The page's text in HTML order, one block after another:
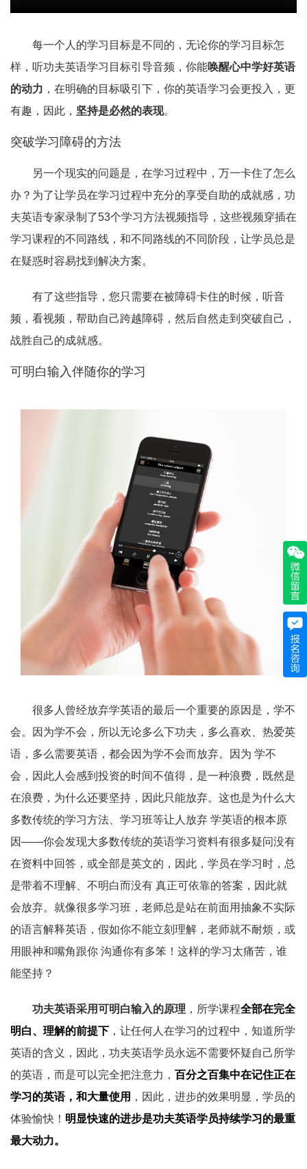
每一个人的学习目标是不同的，无论你的学习目标怎
样，听功夫英语学习目标引导音频，你能唤醒心中学好英语
的动力 ，在明确的目标吸引下，你的英语学习会更投入，更
有趣，因此， 坚持是必然的表现。
突破学习障碍的方法
另一个现实的问题是，在学习过程中，万一卡住了怎么
办？为了让学员在学习过程中充分的享受自助的成就感，功
夫英语专家录制了53个学习方法视频指导，这些视频穿插在
学习课程的不同路线，和不同路线的不同阶段，让学员总是
在疑惑时容易找到解决方案。
有了这些指导，您只需要在被障碍卡住的时候，听音
频，看视频，帮助自己跨越障碍，然后自然走到突破自己，
战胜自己的成就感。
可明白输入伴随你的学习
很多人曾经放弃学英语的最后一个重要的原因是，学不
会。因为学不会，所以无论多么下功夫，多么喜欢、热爱英
语，多么需要英语，都会因为学不会而放弃。因为 学不
会，因此人会感到投资的时间不值得，是一种浪费，既然是
在浪费，为什么还要坚持，因此只能放弃。这也是为什么大
多数传统的学习方法、学习班等让人放弃 学英语的根本原
因——你会发现大多数传统的英语学习资料有很多疑问没有
在资料中回答，或全部是英文的，因此，学员在学习时，总
是带着不理解、不明白而没有 真正可依靠的答案，因此就
会放弃。就像很多学习班，老师总是站在前面用抽象不实际
的语言解释英语，假如你不能立刻理解，老师就不耐烦，或
用眼神和嘴角跟你 沟通你有多笨！这样的学习太痛苦，谁
能坚持？
功夫英语采用可明白输入的原理 ，所学课程全部在完全
明白、理解的前提下 ，让任何人在学习的过程中，知道所学
英语的含义，因此，功夫英语学员永远不需要怀疑自己所学
的英语，而是可以完全把注意力， 百分之百集中在记住正在
学习的英语，和大量使用 ，因此，进步的效果明显，学员的
体验愉快！ 明显快速的进步是功夫英语学员持续学习的最重
最大动力。